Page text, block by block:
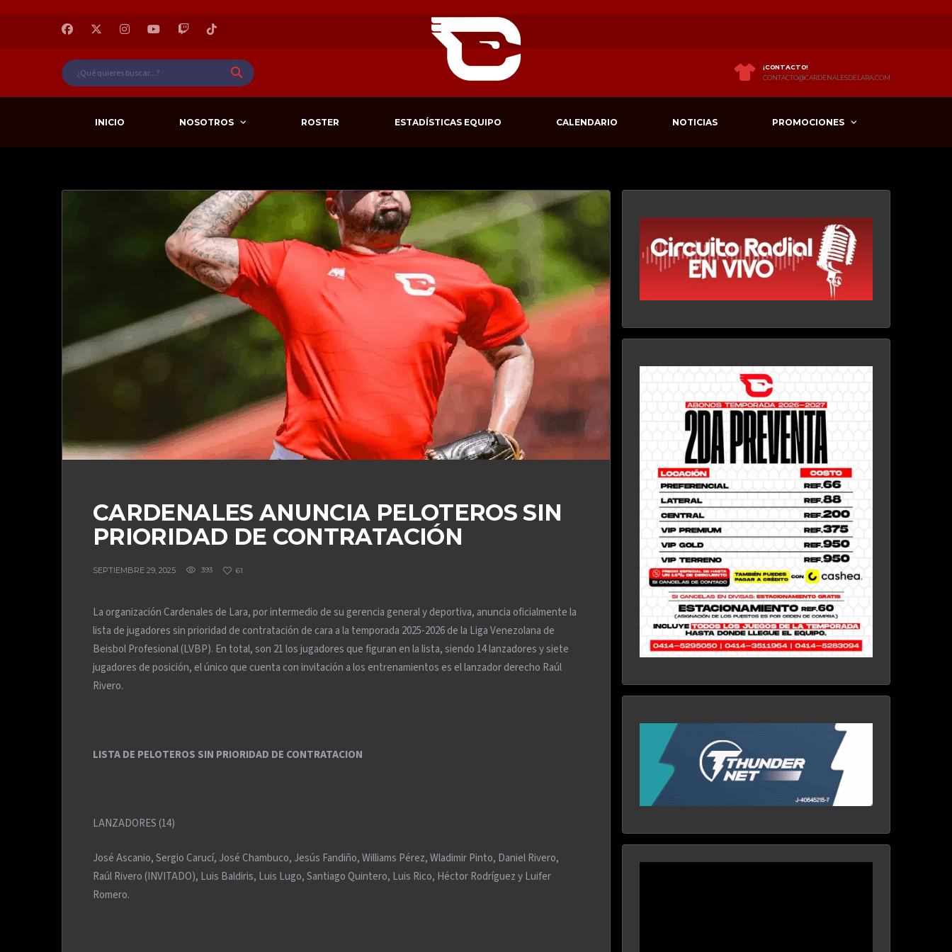
¡CONTACTO!
CONTACTO@CARDENALESDELARA.COM
INICIO NOSOTROS ROSTER ESTADÍSTICAS EQUIPO CALENDARIO NOTICIAS PROMOCIONES
CARDENALES ANUNCIA PELOTEROS SIN
PRIORIDAD DE CONTRATACIÓN
SEPTIEMBRE 29, 2025 393 61
La organización Cardenales de Lara, por intermedio de su gerencia general y deportiva, anuncia oficialmente la
lista de jugadores sin prioridad de contratación de cara a la temporada 2025-2026 de la Liga Venezolana de
Beisbol Profesional (LVBP). En total, son 21 los jugadores que figuran en la lista, siendo 14 lanzadores y siete
jugadores de posición, el único que cuenta con invitación a los entrenamientos es el lanzador derecho Raúl
Rivero.
LISTA DE PELOTEROS SIN PRIORIDAD DE CONTRATACION
LANZADORES (14)
José Ascanio, Sergio Carucí, José Chambuco, Jesús Fandiño, Williams Pérez, Wladimir Pinto, Daniel Rivero,
Raúl Rivero (INVITADO), Luis Baldiris, Luis Lugo, Santiago Quintero, Luis Rico, Héctor Rodríguez y Luifer
Romero.